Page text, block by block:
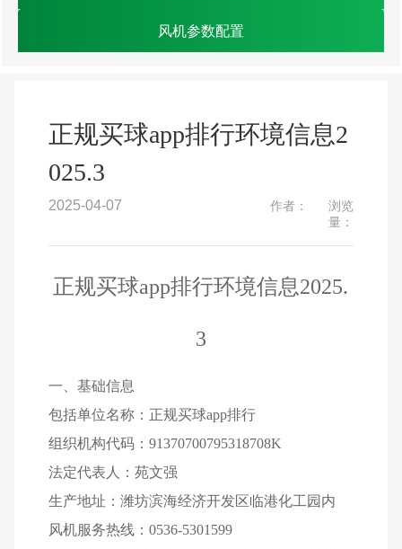
风机参数配置
正规买球app排行环境信息2
025.3
2025-04-07 作者：
浏览
量：
正规买球app排行环境信息2025.
3
一、基础信息
包括单位名称：正规买球app排行
组织机构代码：91370700795318708K
法定代表人：苑文强
生产地址：潍坊滨海经济开发区临港化工园内
风机服务热线：0536-5301599